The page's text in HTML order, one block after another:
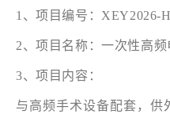
1、项目编号： XEY2026-
2、项目名称：一次性高频
3、项目内容：
与高频手术设备配套，供